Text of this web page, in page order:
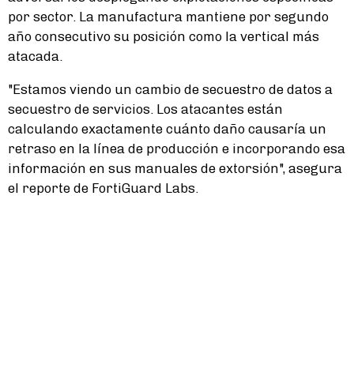
por sector. La manufactura mantiene por segundo
año consecutivo su posición como la vertical más
atacada.
"Estamos viendo un cambio de secuestro de datos a
secuestro de servicios. Los atacantes están
calculando exactamente cuánto daño causaría un
retraso en la línea de producción e incorporando esa
información en sus manuales de extorsión", asegura
el reporte de FortiGuard Labs.